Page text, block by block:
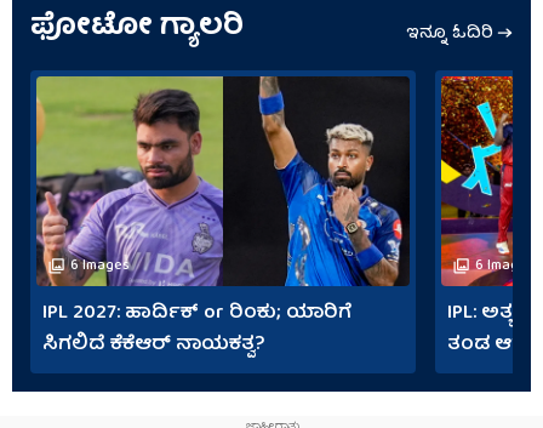
ಫೋಟೋ ಗ್ಯಾಲರಿ ಇನ್ನೂ ಓದಿರಿ
6 Images
IPL 2027: ಹಾರ್ದಿಕ್ or ರಿಂಕು; ಯಾರಿಗೆ
ಸಿಗಲಿದೆ ಕೆಕೆಆರ್ ನಾಯಕತ್ವ?
6 Images
IPL:
ತಂಡ